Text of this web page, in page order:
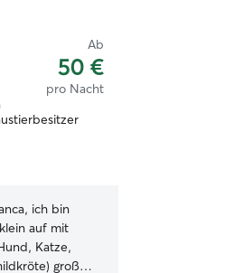
Ab
50 €
pro Nacht
ich bin
auf mit
Katze,
groß